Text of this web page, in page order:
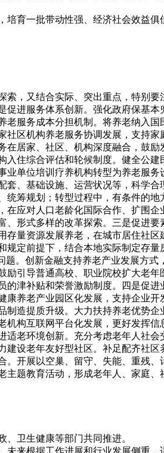
育一批带动性强、经济社会效益
，又结合实际、突出重点，特别
进服务体系创新。强化政府保基
服务成本分担机制。将养老纳入
区机构养老服务协调发展，支持
居家、社区、机构深度融合，鼓
住综合评估和轮候制度。健全公
单位培训疗养机构转型为养老服
、基础设施、运营状况等，科学
筹规划；转型过程中，有条件的
应对人口老龄化国际合作、扩围
形式多样的改革探索。三是促进
量资源发展养老，在城市居住社
定前提下，结合本地实际制定存
。创新金融支持养老产业发展方
引导普通高校、职业院校扩大老
津补贴和荣誉激励制度。四是促
养老产业园区化发展，支持企业
造提质升级。大力扶持养老优势
构互联网平台化发展，更好发挥
老环境创新。充分考虑老年人社
设老年友好型社区。补足配齐社
开展以空巢、留守、失能、重残
题教育活动，形成老年人、家庭、
卫生健康等部门共同推进。
来根据工作进展和行业发展侧重